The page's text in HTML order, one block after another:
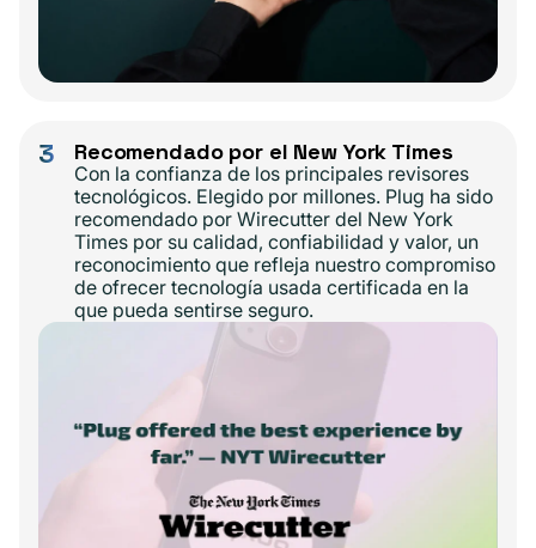
3 Recomendado por el New York Times
Con la confianza de los principales revisores
tecnológicos. Elegido por millones. Plug ha sido
recomendado por Wirecutter del New York
Times por su calidad, confiabilidad y valor, un
reconocimiento que refleja nuestro compromiso
de ofrecer tecnología usada certificada en la
que pueda sentirse seguro.